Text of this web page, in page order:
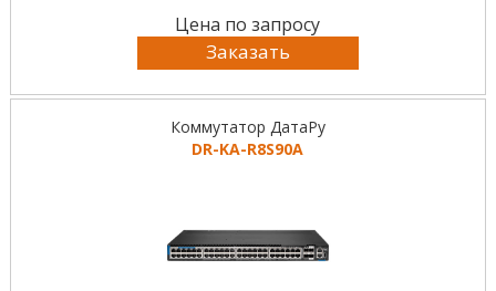
Цена по запросу
Заказать
Коммутатор ДатаРу
DR-KА-R8S90A